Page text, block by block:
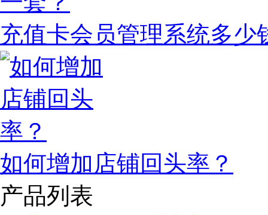
充值卡会员管理系统多少
如何增加店铺回头率？
产品列表